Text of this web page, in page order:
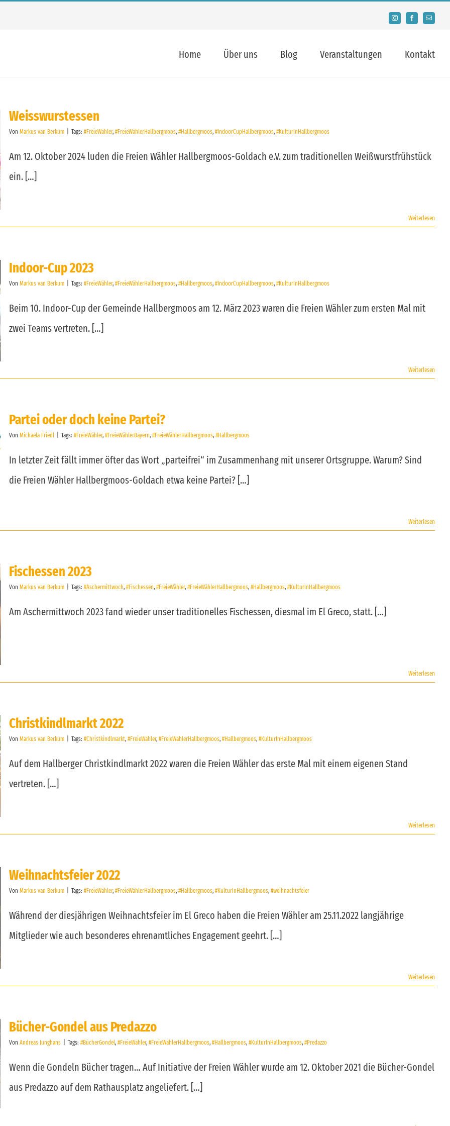
InstagramFacebook
E-
Mail
Home Über uns Blog Veranstaltungen Kontakt
Weisswurstessen
Von Markus van Berkum Tags: #FreieWähler, #FreieWählerHallbergmoos, #Hallbergmoos, #IndoorCupHallbergmoos, #KulturInHallbergmoos
Am 12. Oktober 2024 luden die Freien Wähler Hallbergmoos-Goldach e.V. zum traditionellen Weißwurstfrühstück
ein. […]
Weiterlesen
Indoor-Cup 2023
Von Markus van Berkum Tags: #FreieWähler, #FreieWählerHallbergmoos, #Hallbergmoos, #IndoorCupHallbergmoos, #KulturInHallbergmoos
Beim 10. Indoor-Cup der Gemeinde Hallbergmoos am 12. März 2023 waren die Freien Wähler zum ersten Mal mit
zwei Teams vertreten. […]
Weiterlesen
Partei oder doch keine Partei?
Von Michaela Friedl Tags: #FreieWähler, #FreieWählerBayern, #FreieWählerHallbergmoos, #Hallbergmoos
In letzter Zeit fällt immer öfter das Wort „parteifrei“ im Zusammenhang mit unserer Ortsgruppe. Warum? Sind
die Freien Wähler Hallbergmoos-Goldach etwa keine Partei? […]
Weiterlesen
Fischessen 2023
Von Markus van Berkum Tags: #Aschermittwoch, #Fischessen, #FreieWähler, #FreieWählerHallbergmoos, #Hallbergmoos, #KulturInHallbergmoos
Am Aschermittwoch 2023 fand wieder unser traditionelles Fischessen, diesmal im El Greco, statt. […]
Weiterlesen
Christkindlmarkt 2022
Von Markus van Berkum Tags: #Christkindlmarkt, #FreieWähler, #FreieWählerHallbergmoos, #Hallbergmoos, #KulturInHallbergmoos
Auf dem Hallberger Christkindlmarkt 2022 waren die Freien Wähler das erste Mal mit einem eigenen Stand
vertreten. […]
Weiterlesen
Weihnachtsfeier 2022
Von Markus van Berkum Tags: #FreieWähler, #FreieWählerHallbergmoos, #Hallbergmoos, #KulturInHallbergmoos, #weihnachtsfeier
Während der diesjährigen Weihnachtsfeier im El Greco haben die Freien Wähler am 25.11.2022 langjährige
Mitglieder wie auch besonderes ehrenamtliches Engagement geehrt. […]
Weiterlesen
Bücher-Gondel aus Predazzo
Von Andreas Junghans Tags: #BücherGondel, #FreieWähler, #FreieWählerHallbergmoos, #Hallbergmoos, #KulturInHallbergmoos, #Predazzo
Wenn die Gondeln Bücher tragen… Auf Initiative der Freien Wähler wurde am 12. Oktober 2021 die Bücher-Gondel
aus Predazzo auf dem Rathausplatz angeliefert. […]